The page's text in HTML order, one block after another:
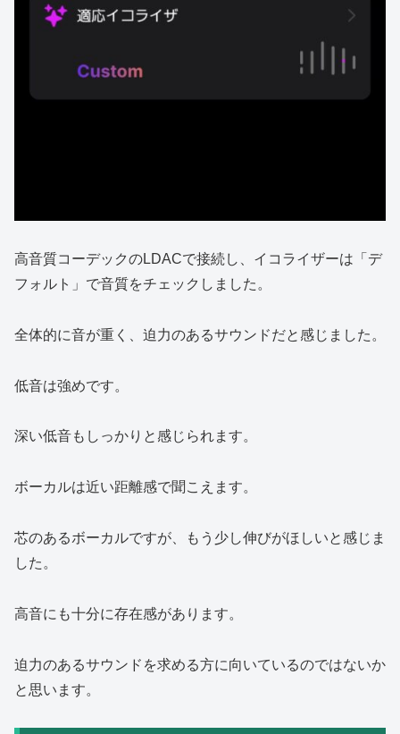
高音質コーデックのLDACで接続し、イコライザーは「デ
フォルト」で音質をチェックしました。
全体的に音が重く、迫力のあるサウンドだと感じました。
低音は強めです。
深い低音もしっかりと感じられます。
ボーカルは近い距離感で聞こえます。
芯のあるボーカルですが、もう少し伸びがほしいと感じま
した。
高音にも十分に存在感があります。
迫力のあるサウンドを求める方に向いているのではないか
と思います。